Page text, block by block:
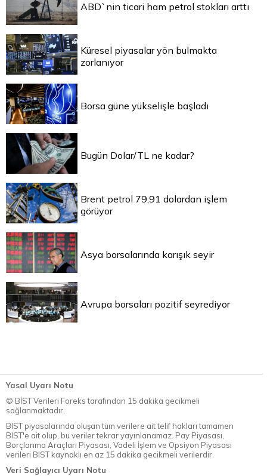
ABD`nin ticari ham petrol stokları arttı
Küresel piyasalar yön bulmakta
zorlanıyor
Borsa güne yükselişle başladı
Bugün Dolar/TL ne kadar?
Brent petrol 79,91 dolardan işlem
görüyor
Asya borsalarında karışık seyir
Avrupa borsaları pozitif seyrediyor
Yasal Uyarı Notu
© BİST Verileri Foreks tarafından 15 dakika gecikmeli
sağlanmaktadır.
BIST piyasalarında oluşan tüm verilere ait telif hakları tamamen
BIST'e ait olup, bu veriler tekrar yayınlanamaz. Pay Piyasası,
Borçlanma Araçları Piyasası, Vadeli İşlem ve Opsiyon Piyasası
verileri BIST kaynaklı en az 15 dakika gecikmeli verilerdir.
Veri Sağlayıcı Uyarı Notu